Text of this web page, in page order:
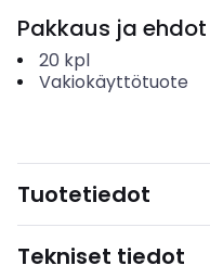
Pakkaus ja ehdot
20 kpl
Vakiokäyttötuote
Tuotetiedot
Tekniset tiedot